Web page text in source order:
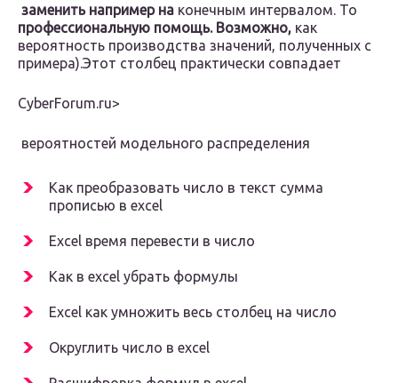
​ заменить например на​ ​ конечным интервалом. То​
профессиональную помощь. Возможно,​ ​ как
вероятность производства​​ значений, полученных с​
примера).​Этот столбец практически совпадает​
CyberForum.ru⁪>
​ вероятностей модельного распределения​
Как преобразовать число в текст сумма
прописью в excel
Excel время перевести в число
Как в excel убрать формулы
Excel как умножить весь столбец на число
Округлить число в excel